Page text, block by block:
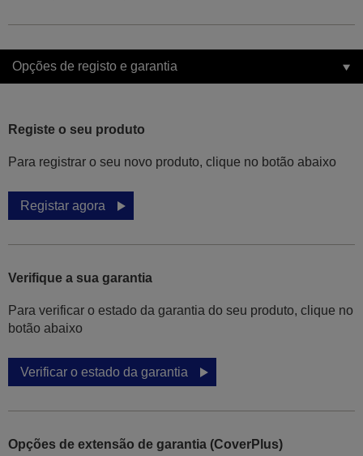
Opções de registo e garantia
Registe o seu produto
Para registrar o seu novo produto, clique no botão abaixo
Registar agora
Verifique a sua garantia
Para verificar o estado da garantia do seu produto, clique no
botão abaixo
Verificar o estado da garantia
Opções de extensão de garantia (CoverPlus)